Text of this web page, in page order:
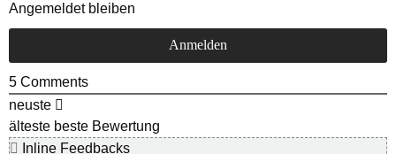
Angemeldet bleiben
5 Comments
neuste
älteste beste Bewertung
Inline Feedbacks